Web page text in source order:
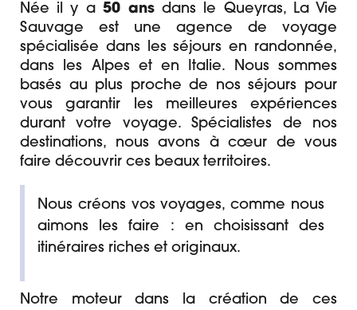
Née il y a 50 ans dans le Queyras, La Vie
Sauvage est une agence de voyage
spécialisée dans les séjours en randonnée,
dans les Alpes et en Italie. Nous sommes
basés au plus proche de nos séjours pour
vous garantir les meilleures expériences
durant votre voyage. Spécialistes de nos
destinations, nous avons à cœur de vous
faire découvrir ces beaux territoires.
Nous créons vos voyages, comme nous
aimons les faire : en choisissant des
itinéraires riches et originaux.
Notre moteur dans la création de ces